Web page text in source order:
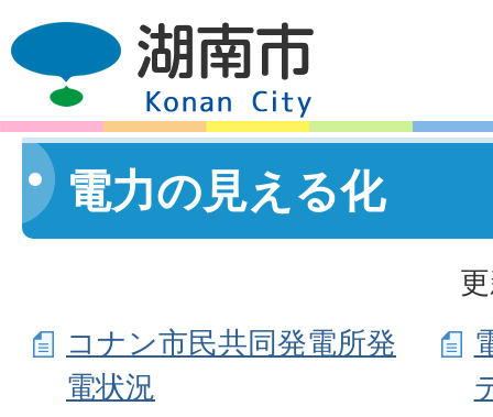
電力の見える化
コナン市民共同発電所発
電状況